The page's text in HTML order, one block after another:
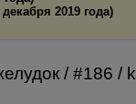
2019 года)
/ #186 /